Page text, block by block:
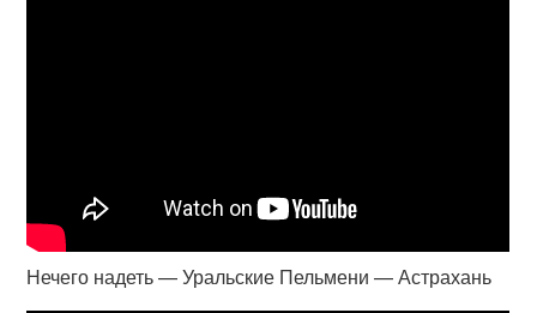
Нечего надеть — Уральские Пельмени — Астрахань